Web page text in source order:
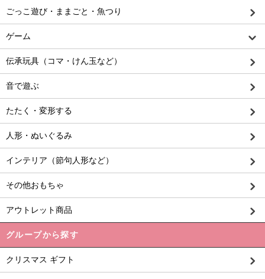
ごっこ遊び・ままごと・魚つり
ゲーム
伝承玩具（コマ・けん玉など）
音で遊ぶ
たたく・変形する
人形・ぬいぐるみ
インテリア（節句人形など）
その他おもちゃ
アウトレット商品
グループから探す
クリスマス ギフト